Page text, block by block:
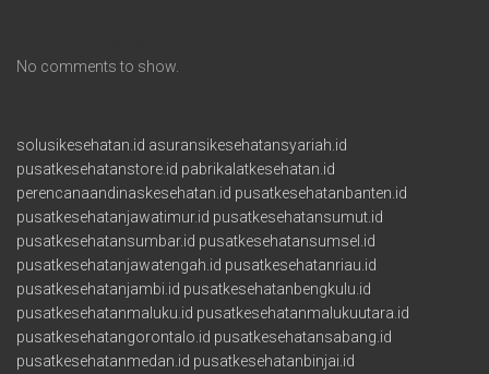
No comments to show.
solusikesehatan.id asuransikesehatansyariah.id
pusatkesehatanstore.id pabrikalatkesehatan.id
perencanaandinaskesehatan.id pusatkesehatanbanten.id
pusatkesehatanjawatimur.id pusatkesehatansumut.id
pusatkesehatansumbar.id pusatkesehatansumsel.id
pusatkesehatanjawatengah.id pusatkesehatanriau.id
pusatkesehatanjambi.id pusatkesehatanbengkulu.id
pusatkesehatanmaluku.id pusatkesehatanmalukuutara.id
pusatkesehatangorontalo.id pusatkesehatansabang.id
pusatkesehatanmedan.id pusatkesehatanbinjai.id